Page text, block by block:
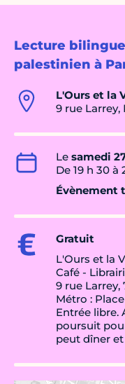
Lecture
palestinien à
L'Ours et la
9 rue Larrey,
Le samedi
De 19 h 30 à
Évènement
Gratuit
L'Ours et la
Café -
9 rue Larrey,
Métro :
Entrée libre.
poursuit
peut dîner